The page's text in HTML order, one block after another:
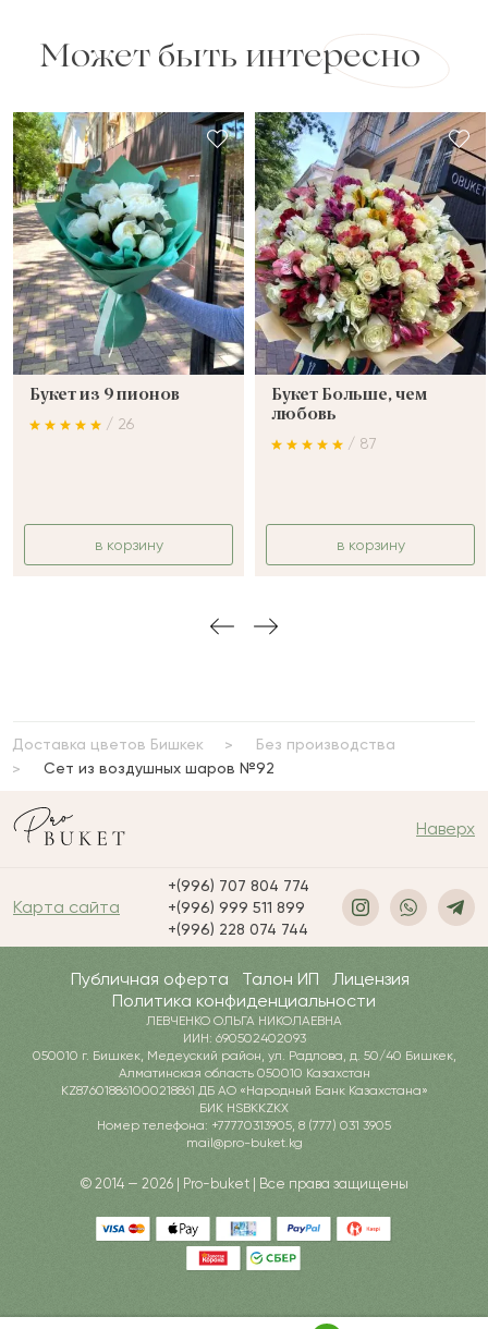
Может быть интересно
Букет из 9 пионов
/ 26
в корзину
Букет Больше, чем
любовь
/ 87
в корзину
Доставка цветов Бишкек
Без производства
Сет из воздушных шаров №92
Наверх
Карта сайта
+(996) 707 804 774
+(996) 999 511 899
+(996) 228 074 744
Публичная оферта Талон ИП
Лицензия
Политика конфиденциальности
ЛЕВЧЕНКО ОЛЬГА НИКОЛАЕВНА
ИИН: 690502402093
050010 г. Бишкек, Медеуский район, ул. Радлова, д. 50/40 Бишкек,
Алматинская область 050010 Казахстан
KZ876018861000218861 ДБ АО «Народный Банк Казахстана»
БИК HSBKKZKX
Номер телефона: +77770313905, 8 (777) 031 3905
mail@pro-buket.kg
© 2014 — 2026 | Pro-buket | Все права защищены